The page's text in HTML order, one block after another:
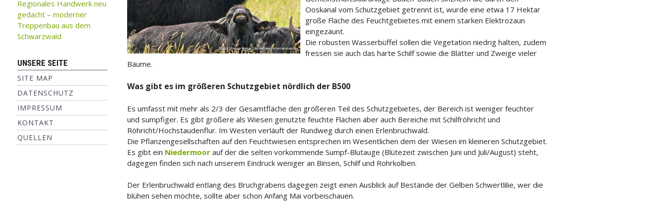
Regionales Handwerk neu
gedacht – moderner
Treppenbau aus dem
Schwarzwald
UNSERE SEITE
SITE MAP
DATENSCHUTZ
IMPRESSUM
KONTAKT
QUELLEN
Ooskanal vom Schutzgebiet getrennt ist, wurde eine etwa 17 Hektar
große Fläche des Feuchtgebietes mit einem starken Elektrozaun
eingezäunt.
Die robusten Wasserbüffel sollen die Vegetation niedrig halten, zudem
fressen sie auch das harte Schilf sowie die Blätter und Zweige vieler
Bäume.
Was gibt es im größeren Schutzgebiet nördlich der B500
Es umfasst mit mehr als 2/3 der Gesamtfläche den größeren Teil des Schutzgebietes, der Bereich ist weniger feuchter
und sumpfiger. Es gibt größere als Wiesen genutzte feuchte Flächen aber auch Bereiche mit Schilfröhricht und
Röhricht/Hochstaudenflur. Im Westen verläuft der Rundweg durch einen Erlenbruchwald.
Die Pflanzengesellschaften auf den Feuchtwiesen entsprechen im Wesentlichen dem der Wiesen im kleineren Schutzgebiet.
Es gibt ein Niedermoor auf der die selten vorkommende Sumpf-Blutauge (Blütezeit zwischen Juni und Juli/August) steht,
dagegen finden sich nach unserem Eindruck weniger an Binsen, Schilf und Rohrkolben.
Der Erlenbruchwald entlang des Bruchgrabens dagegen zeigt einen Ausblick auf Bestände der Gelben Schwertlilie, wer die
blühen sehen möchte, sollte aber schon Anfang Mai vorbeischauen.